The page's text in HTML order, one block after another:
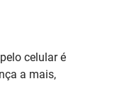
celular é
a mais,